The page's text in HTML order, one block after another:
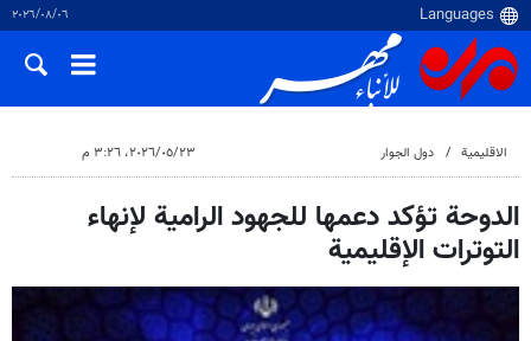
٠٦‏/٠٨‏/٢٠٢٦
الاقلیمیة دول الجوار ٢٣‏/٠٥‏/٢٠٢٦، ٣:٢٦ م
الدوحة تؤكد دعمها للجهود الرامية لإنهاء
التوترات الإقليمية